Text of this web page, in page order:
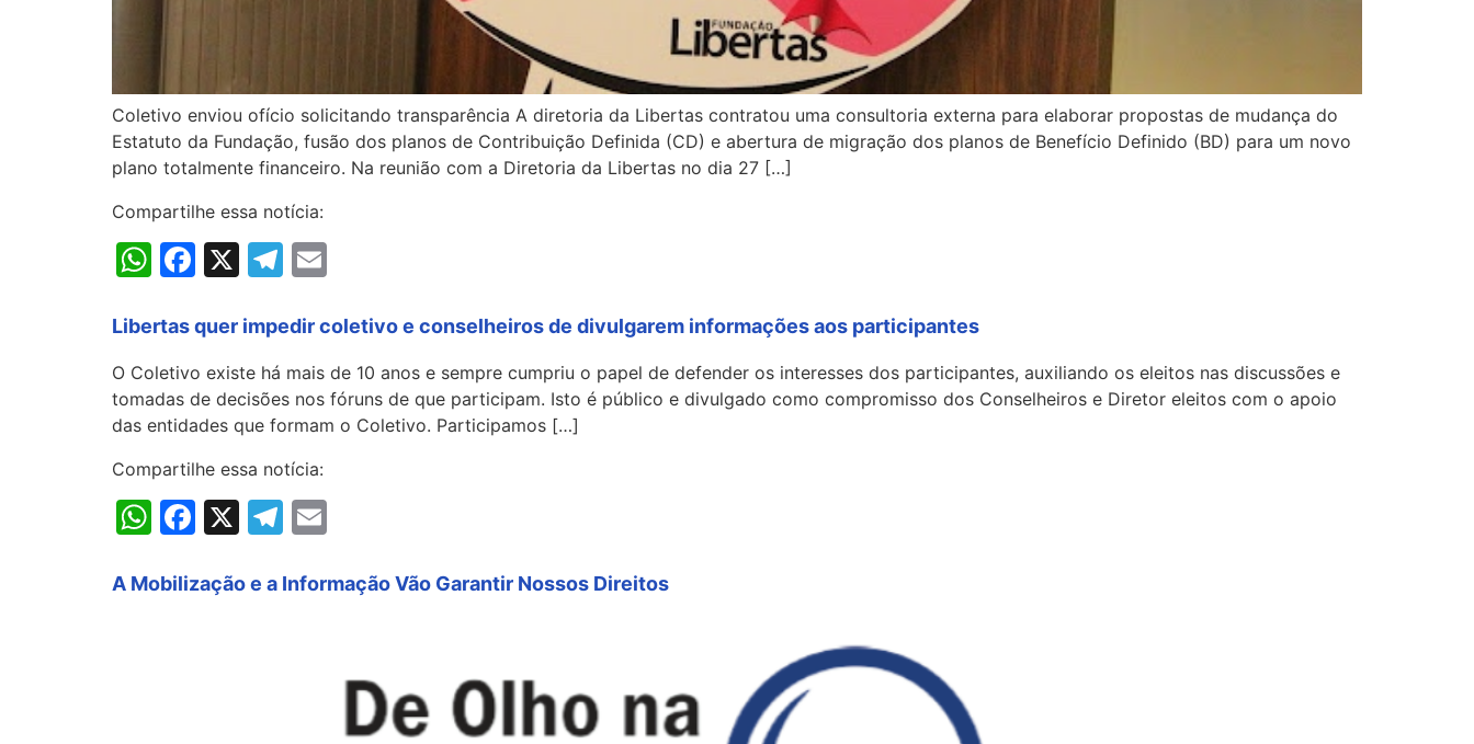
Coletivo enviou ofício solicitando transparência A diretoria da Libertas contratou uma consultoria externa para elaborar propostas de mudança do
Estatuto da Fundação, fusão dos planos de Contribuição Definida (CD) e abertura de migração dos planos de Benefício Definido (BD) para um novo
plano totalmente financeiro. Na reunião com a Diretoria da Libertas no dia 27 […]
Compartilhe essa notícia:
WhatsApp
Facebook
X Telegram
Libertas quer impedir coletivo e conselheiros de divulgarem informações aos participantes
O Coletivo existe há mais de 10 anos e sempre cumpriu o papel de defender os interesses dos participantes, auxiliando os eleitos nas discussões e
tomadas de decisões nos fóruns de que participam. Isto é público e divulgado como compromisso dos Conselheiros e Diretor eleitos com o apoio
das entidades que formam o Coletivo. Participamos […]
Compartilhe essa notícia:
WhatsApp
Facebook
X Telegram
A Mobilização e a Informação Vão Garantir Nossos Direitos